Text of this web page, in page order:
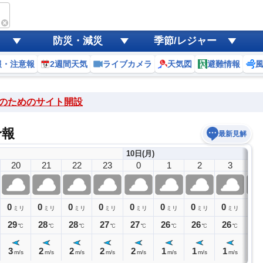
防災・減災 季節/レジャー
注意報 2週間天気 ライブカメラ 天気図 避難情報
ためのサイト開設
最新見解
20
0 ミリ
29℃
3 m/s
21
0 ミリ
28℃
2 m/s
22
0 ミリ
28℃
2 m/s
23
0 ミリ
27 ℃
2m/s
10日(月)
0
0 ミリ
27℃
2 m/s
1
0 ミリ
26℃
1 m/s
2
0 ミリ
26℃
1 m/s
3
0 ミリ
26℃
1 m/s